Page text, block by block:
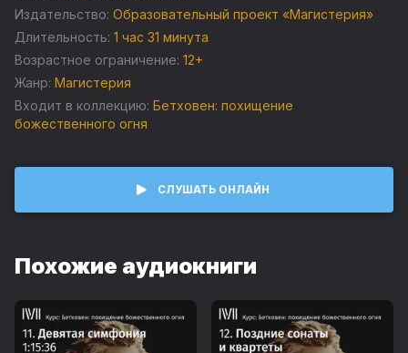
Издательство: Образовательный проект «Магистерия»
Длительность: 1 час 31 минута
Возрастное ограничение: 12+
Жанр: Магистерия
Входит в коллекцию: Бетховен: похищение
божественного огня
СЛУШАТЬ ОНЛАЙН
Похожие аудиокниги